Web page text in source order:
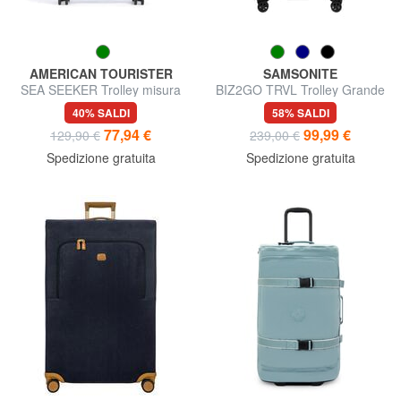
AMERICAN TOURISTER
SEA SEEKER Trolley misura
media
40% SALDI
129,90 € 77,94 €
Spedizione gratuita
SAMSONITE
BIZ2GO TRVL Trolley Grande
58% SALDI
239,00 € 99,99 €
Spedizione gratuita